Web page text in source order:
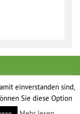
einverstanden sind,
Sie diese Option